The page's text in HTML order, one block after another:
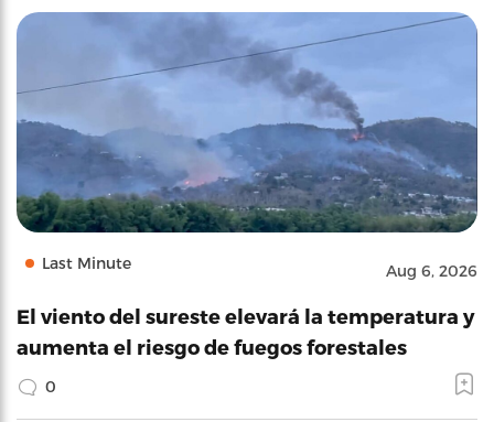
Last Minute Aug 6, 2026
El viento del sureste elevará la temperatura y
aumenta el riesgo de fuegos forestales
0